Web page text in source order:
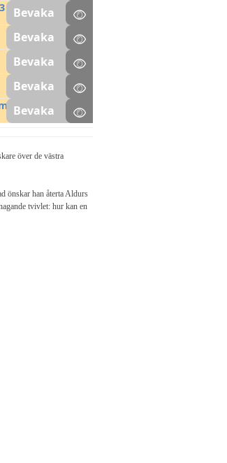
Bevaka
Bevaka
Bevaka
Bevaka
Bevaka
över de västra
önskar han återta Aldurs
tvivlet: hur kan en